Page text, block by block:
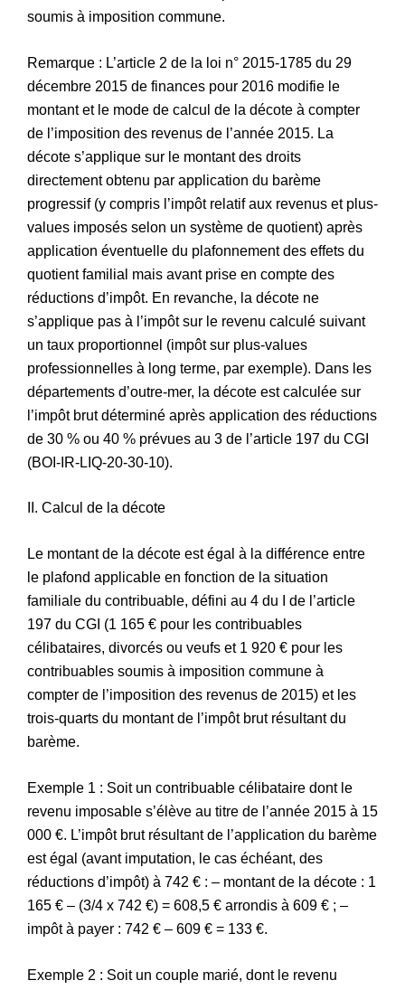
soumis à imposition commune.
Remarque : L’article 2 de la loi n° 2015-1785 du 29
décembre 2015 de finances pour 2016 modifie le
montant et le mode de calcul de la décote à compter
de l’imposition des revenus de l’année 2015. La
décote s’applique sur le montant des droits
directement obtenu par application du barème
progressif (y compris l’impôt relatif aux revenus et plus-
values imposés selon un système de quotient) après
application éventuelle du plafonnement des effets du
quotient familial mais avant prise en compte des
réductions d’impôt. En revanche, la décote ne
s’applique pas à l’impôt sur le revenu calculé suivant
un taux proportionnel (impôt sur plus-values
professionnelles à long terme, par exemple). Dans les
départements d’outre-mer, la décote est calculée sur
l’impôt brut déterminé après application des réductions
de 30 % ou 40 % prévues au 3 de l’article 197 du CGI
(BOI-IR-LIQ-20-30-10).
II. Calcul de la décote
Le montant de la décote est égal à la différence entre
le plafond applicable en fonction de la situation
familiale du contribuable, défini au 4 du I de l’article
197 du CGI (1 165 € pour les contribuables
célibataires, divorcés ou veufs et 1 920 € pour les
contribuables soumis à imposition commune à
compter de l’imposition des revenus de 2015) et les
trois-quarts du montant de l’impôt brut résultant du
barème.
Exemple 1 : Soit un contribuable célibataire dont le
revenu imposable s’élève au titre de l’année 2015 à 15
000 €. L’impôt brut résultant de l’application du barème
est égal (avant imputation, le cas échéant, des
réductions d’impôt) à 742 € : – montant de la décote : 1
165 € – (3/4 x 742 €) = 608,5 € arrondis à 609 € ; –
impôt à payer : 742 € – 609 € = 133 €.
Exemple 2 : Soit un couple marié, dont le revenu